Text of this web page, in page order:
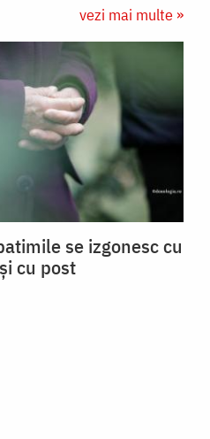
vezi mai multe »
se izgonesc cu
cu post